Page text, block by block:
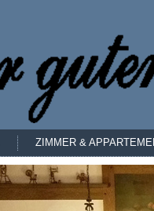
ZIMMER &